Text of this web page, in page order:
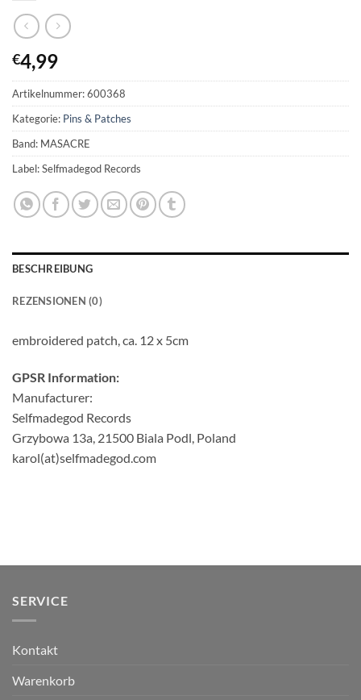
€4,99
Artikelnummer:600368
Kategorie: Pins & Patches
Band: MASACRE
Label: Selfmadegod Records
BESCHREIBUNG
REZENSIONEN (0)
embroidered patch, ca. 12 x 5cm
GPSR Information:
Manufacturer:
Selfmadegod Records
Grzybowa 13a, 21500 Biala Podl, Poland
karol(at)selfmadegod.com
SERVICE
Kontakt
Warenkorb